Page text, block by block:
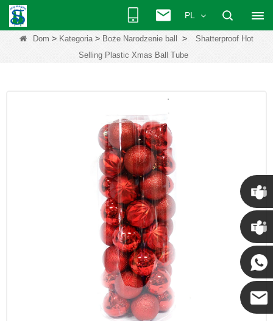
PL
Dom > Kategoria > Boże Narodzenie ball >
Shatterproof Hot
Selling Plastic Xmas Ball Tube
Chris
Kenny